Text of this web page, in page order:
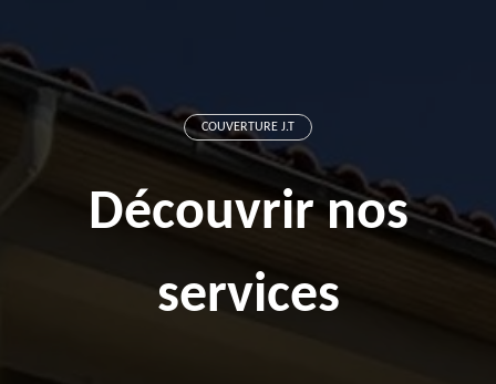
COUVERTURE J.T
Découvrir nos
services